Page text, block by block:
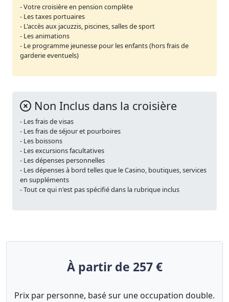
- Votre croisière en pension complète
- Les taxes portuaires
- L'accès aux jacuzzis, piscines, salles de sport
- Les animations
- Le programme jeunesse pour les enfants (hors frais de
garderie eventuels)
Non Inclus dans la croisière
- Les frais de visas
- Les frais de séjour et pourboires
- Les boissons
- Les excursions facultatives
- Les dépenses personnelles
- Les dépenses à bord telles que le Casino, boutiques, services
en suppléments
- Tout ce qui n'est pas spécifié dans la rubrique inclus
À partir de 257 €
Prix par personne, basé sur une occupation double.